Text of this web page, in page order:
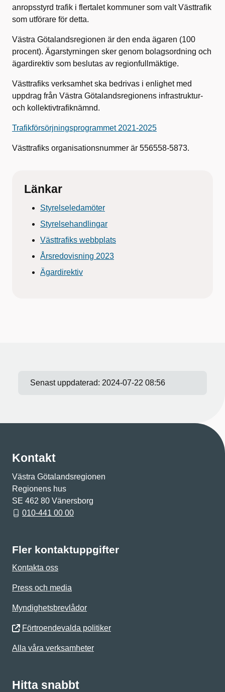
anropsstyrd trafik i flertalet kommuner som valt Västtrafik
som utförare för detta.
Västra Götalandsregionen är den enda ägaren (100
procent). Ägarstyrningen sker genom bolagsordning och
ägardirektiv som beslutas av regionfullmäktige.
Västtrafiks verksamhet ska bedrivas i enlighet med
uppdrag från Västra Götalandsregionens infrastruktur-
och kollektivtrafiknämnd.
Trafikförsörjningsprogrammet 2021-2025
Västtrafiks organisationsnummer är 556558-5873.
Länkar
Styrelseledamöter
Styrelsehandlingar
Västtrafiks webbplats
Årsredovisning 2023
Ägardirektiv
Senast uppdaterad: 2024-07-22 08:56
Kontakt
Västra Götalandsregionen
Regionens hus
SE 462 80 Vänersborg
010-441 00 00
Fler kontaktuppgifter
Kontakta oss
Press och media
Myndighetsbrevlådor
Förtroendevalda politiker
Alla våra verksamheter
Hitta snabbt